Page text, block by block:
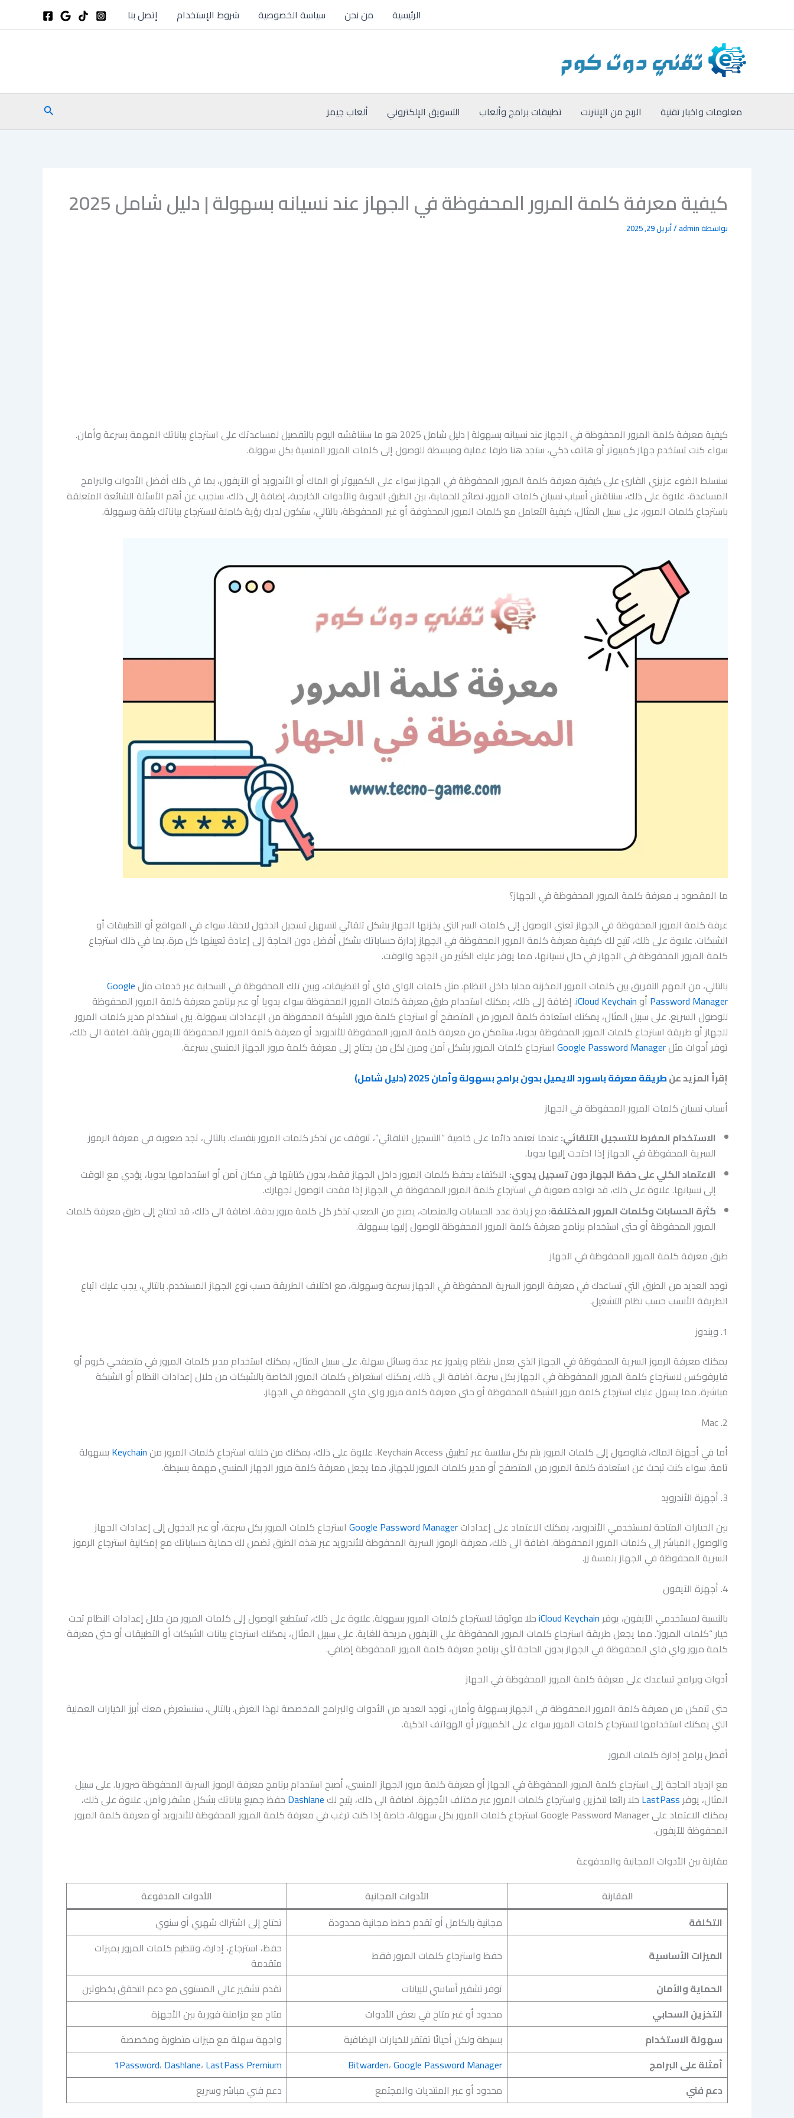
الرئيسية من نحن سياسة الخصوصية شروط الإستخدام إتصل بنا
معلومات واخبار تقنية الربح من الإنترنت تطبيقات برامج وألعاب التسويق الإلكتروني ألعاب جيمز البحث
كيفية معرفة كلمة المرور المحفوظة في الجهاز عند نسيانه بسهولة | دليل شامل 2025
بواسطةadmin
/أبريل 29, 2025
كيفية معرفة كلمة المرور المحفوظة في الجهاز عند نسيانه بسهولة | دليل شامل 2025 هو ما سنناقشه اليوم بالتفصيل لمساعدتك على استرجاع بياناتك المهمة بسرعة وأمان.
سواء كنت تستخدم جهاز كمبيوتر أو هاتف ذكي، ستجد هنا طرقا عملية ومبسطة للوصول إلى كلمات المرور المنسية بكل سهولة.
سنسلط الضوء عزيزي القارئ على كيفية معرفة كلمة المرور المحفوظة في الجهاز سواء على الكمبيوتر أو الماك أو الأندرويد أو الآيفون، بما في ذلك أفضل الأدوات والبرامج
المساعدة، علاوة على ذلك، سنناقش أسباب نسيان كلمات المرور، نصائح للحماية، بين الطرق اليدوية والأدوات الخارجية، إضافة إلى ذلك، سنجيب عن أهم الأسئلة الشائعة المتعلقة
باسترجاع كلمات المرور، على سبيل المثال، كيفية التعامل مع كلمات المرور المحذوفة أو غير المحفوظة، بالتالي، ستكون لديك رؤية كاملة لاسترجاع بياناتك بثقة وسهولة.
ما المقصود بـ معرفة كلمة المرور المحفوظة في الجهاز؟
عرفة كلمة المرور المحفوظة في الجهاز تعني الوصول إلى كلمات السر التي يخزنها الجهاز بشكل تلقائي لتسهيل تسجيل الدخول لاحقا. سواء في المواقع أو التطبيقات أو
الشبكات. علاوة على ذلك، تتيح لك كيفية معرفة كلمة المرور المحفوظة في الجهاز إدارة حساباتك بشكل أفضل دون الحاجة إلى إعادة تعيينها كل مرة. بما في ذلك استرجاع
كلمة المرور المحفوظة في الجهاز في حال نسيانها، مما يوفر عليك الكثير من الجهد والوقت.
بالتالي، من المهم التفريق بين كلمات المرور المخزنة محليا داخل النظام. مثل كلمات الواي فاي أو التطبيقات، وبين تلك المحفوظة في السحابة عبر خدمات مثلGoogle
Password Manager أوiCloud Keychain. إضافة إلى ذلك، يمكنك استخدام طرق معرفة كلمات المرور المحفوظة سواء يدويا أو عبر برنامج معرفة كلمة المرور المحفوظة
للوصول السريع. على سبيل المثال، يمكنك استعادة كلمة المرور من المتصفح أو استرجاع كلمة مرور الشبكة المحفوظة من الإعدادات بسهولة. بين استخدام مدير كلمات المرور
للجهاز أو طريقة استرجاع كلمات المرور المحفوظة يدويا، ستتمكن من معرفة كلمة المرور المحفوظة للأندرويد أو معرفة كلمة المرور المحفوظة للآيفون بثقة. اضافة الى ذلك،
توفر أدوات مثلGoogle Password Manager استرجاع كلمات المرور بشكل آمن ومرن لكل من يحتاج إلى معرفة كلمة مرور الجهاز المنسي بسرعة.
إقرأ المزيد عنطريقة معرفة باسورد الايميل بدون برامج بسهولة وأمان 2025 (دليل شامل)
أسباب نسيان كلمات المرور المحفوظة في الجهاز
الاستخدام المفرط للتسجيل التلقائي:عندما تعتمد دائما على خاصية “التسجيل التلقائي”، تتوقف عن تذكر كلمات المرور بنفسك. بالتالي، تجد صعوبة في معرفة الرموز
السرية المحفوظة في الجهاز إذا احتجت إليها يدويا.
الاعتماد الكلي على حفظ الجهاز دون تسجيل يدوي: الاكتفاء بحفظ كلمات المرور داخل الجهاز فقط، بدون كتابتها في مكان آمن أو استخدامها يدويا، يؤدي مع الوقت
إلى نسيانها. علاوة على ذلك، قد تواجه صعوبة في استرجاع كلمة المرور المحفوظة في الجهاز إذا فقدت الوصول لجهازك.
كثرة الحسابات وكلمات المرور المختلفة:مع زيادة عدد الحسابات والمنصات، يصبح من الصعب تذكر كل كلمة مرور بدقة. اضافة الى ذلك، قد تحتاج إلى طرق معرفة كلمات
المرور المحفوظة أو حتى استخدام برنامج معرفة كلمة المرور المحفوظة للوصول إليها بسهولة.
طرق معرفة كلمة المرور المحفوظة في الجهاز
توجد العديد من الطرق التي تساعدك في معرفة الرموز السرية المحفوظة في الجهاز بسرعة وسهولة، مع اختلاف الطريقة حسب نوع الجهاز المستخدم. بالتالي، يجب عليك اتباع
الطريقة الأنسب حسب نظام التشغيل.
1. ويندوز
يمكنك معرفة الرموز السرية المحفوظة في الجهاز الذي يعمل بنظام ويندوز عبر عدة وسائل سهلة. على سبيل المثال، يمكنك استخدام مدير كلمات المرور في متصفحي كروم أو
فايرفوكس لاسترجاع كلمة المرور المحفوظة في الجهاز بكل سرعة. اضافة الى ذلك، يمكنك استعراض كلمات المرور الخاصة بالشبكات من خلال إعدادات النظام أو الشبكة
مباشرة. مما يسهل عليك استرجاع كلمة مرور الشبكة المحفوظة أو حتى معرفة كلمة مرور واي فاي المحفوظة في الجهاز.
2. Mac
أما في أجهزة الماك، فالوصول إلى كلمات المرور يتم بكل سلاسة عبر تطبيق Keychain Access. علاوة على ذلك، يمكنك من خلاله استرجاع كلمات المرور من
Keychain بسهولة
تامة. سواء كنت تبحث عن استعادة كلمة المرور من المتصفح أو مدير كلمات المرور للجهاز، مما يجعل معرفة كلمة مرور الجهاز المنسي مهمة بسيطة.
3. أجهزة الأندرويد
بين الخيارات المتاحة لمستخدمي الأندرويد، يمكنك الاعتماد على إعداداتGoogle Password Manager استرجاع كلمات المرور بكل سرعة، أو عبر الدخول إلى إعدادات الجهاز
والوصول المباشر إلى كلمات المرور المحفوظة. اضافة الى ذلك، معرفة الرموز السرية المحفوظة للأندرويد عبر هذه الطرق تضمن لك حماية حساباتك مع إمكانية استرجاع الرموز
السرية المحفوظة في الجهاز بلمسة زر.
4. أجهزة الآيفون
بالنسبة لمستخدمي الآيفون، يوفر iCloud Keychainحلا موثوقا لاسترجاع كلمات المرور بسهولة. علاوة على ذلك، تستطيع الوصول إلى كلمات المرور من خلال إعدادات النظام تحت
خيار “كلمات المرور”. مما يجعل طريقة استرجاع كلمات المرور المحفوظة على الآيفون مريحة للغاية. على سبيل المثال، يمكنك استرجاع بيانات الشبكات أو التطبيقات أو حتى معرفة
كلمة مرور واي فاي المحفوظة في الجهاز بدون الحاجة لأي برنامج معرفة كلمة المرور المحفوظة إضافي.
أدوات وبرامج تساعدك على معرفة كلمة المرور المحفوظة في الجهاز
حتى تتمكن من معرفة كلمة المرور المحفوظة في الجهاز بسهولة وأمان، توجد العديد من الأدوات والبرامج المخصصة لهذا الغرض. بالتالي، سنستعرض معك أبرز الخيارات العملية
التي يمكنك استخدامها لاسترجاع كلمات المرور سواء على الكمبيوتر أو الهواتف الذكية.
أفضل برامج إدارة كلمات المرور
مع ازدياد الحاجة إلى استرجاع كلمة المرور المحفوظة في الجهاز أو معرفة كلمة مرور الجهاز المنسي، أصبح استخدام برنامج معرفة الرموز السرية المحفوظة ضروريا. على سبيل
المثال، يوفر LastPass حلا رائعا لتخزين واسترجاع كلمات المرور عبر مختلف الأجهزة. اضافة الى ذلك، يتيح لكDashlane حفظ جميع بياناتك بشكل مشفر وآمن. علاوة على ذلك،
يمكنك الاعتماد على Google Password Manager استرجاع كلمات المرور بكل سهولة، خاصة إذا كنت ترغب في معرفة كلمة المرور المحفوظة للأندرويد أو معرفة كلمة المرور
المحفوظة للآيفون.
مقارنة بين الأدوات المجانية والمدفوعة
المقارنة
الأدوات المجانية
الأدوات المدفوعة
التكلفة
مجانية بالكامل أو تقدم خطط مجانية محدودة
تحتاج إلى اشتراك شهري أو سنوي
الميزات الأساسية
حفظ واسترجاع كلمات المرور فقط
حفظ، استرجاع، إدارة، وتنظيم كلمات المرور بميزات
متقدمة
الحماية والأمان
توفر تشفير أساسي للبيانات
تقدم تشفير عالي المستوى مع دعم التحقق بخطوتين
التخزين السحابي
محدود أو غير متاح في بعض الأدوات
متاح مع مزامنة فورية بين الأجهزة
سهولة الاستخدام
بسيطة ولكن أحيانًا تفتقر للخيارات الإضافية
واجهة سهلة مع ميزات متطورة ومخصصة
أمثلة على البرامج
Bitwarden،Google Password Manager
1Password، Dashlane، LastPass Premium
دعم فني
محدود أو عبر المنتديات والمجتمع دعم فني مباشر وسريع